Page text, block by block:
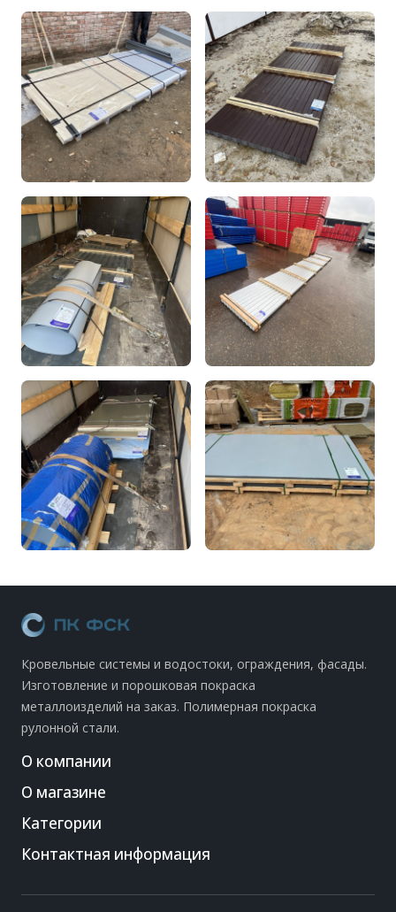
Кровельные системы и водостоки, ограждения, фасады.
Изготовление и порошковая покраска
металлоизделий на заказ. Полимерная покраска
рулонной стали.
О компании
О магазине
Категории
Контактная информация